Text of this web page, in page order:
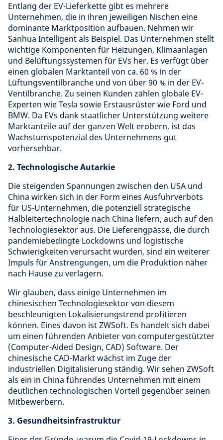
Entlang der EV-Lieferkette gibt es mehrere
Unternehmen, die in ihren jeweiligen Nischen eine
dominante Marktposition aufbauen. Nehmen wir
Sanhua Intelligent als Beispiel. Das Unternehmen stellt
wichtige Komponenten für Heizungen, Klimaanlagen
und Belüftungssystemen für EVs her. Es verfügt über
einen globalen Marktanteil von ca. 60 % in der
Lüftungsventilbranche und von über 90 % in der EV-
Ventilbranche. Zu seinen Kunden zählen globale EV-
Experten wie Tesla sowie Erstausrüster wie Ford und
BMW. Da EVs dank staatlicher Unterstützung weitere
Marktanteile auf der ganzen Welt erobern, ist das
Wachstumspotenzial des Unternehmens gut
vorhersehbar.
2. Technologische Autarkie
Die steigenden Spannungen zwischen den USA und
China wirken sich in der Form eines Ausfuhrverbots
für US-Unternehmen, die potenziell strategische
Halbleitertechnologie nach China liefern, auch auf den
Technologiesektor aus. Die Lieferengpässe, die durch
pandemiebedingte Lockdowns und logistische
Schwierigkeiten verursacht wurden, sind ein weiterer
Impuls für Anstrengungen, um die Produktion näher
nach Hause zu verlagern.
Wir glauben, dass einige Unternehmen im
chinesischen Technologiesektor von diesem
beschleunigten Lokalisierungstrend profitieren
können. Eines davon ist ZWSoft. Es handelt sich dabei
um einen führenden Anbieter von computergestützter
(Computer-Aided Design, CAD) Software. Der
chinesische CAD-Markt wächst im Zuge der
industriellen Digitalisierung ständig. Wir sehen ZWSoft
als ein in China führendes Unternehmen mit einem
deutlichen technologischen Vorteil gegenüber seinen
Mitbewerbern.
3. Gesundheitsinfrastruktur